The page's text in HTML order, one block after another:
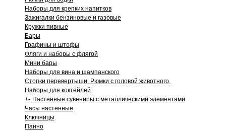
Наборы для крепких напитков
Зажигалки бензиновые и газовые
Кружки пивные
Бары
Графины и штофы
Фляги и наборы с флягой
Мини бары
Наборы для вина и шампанского
Стопки перевертыши. Рюмки с головой животного.
Наборы для коктейлей
+- Настенные сувениры с металлическими элементами
Часы настенные
Ключницы
Панно